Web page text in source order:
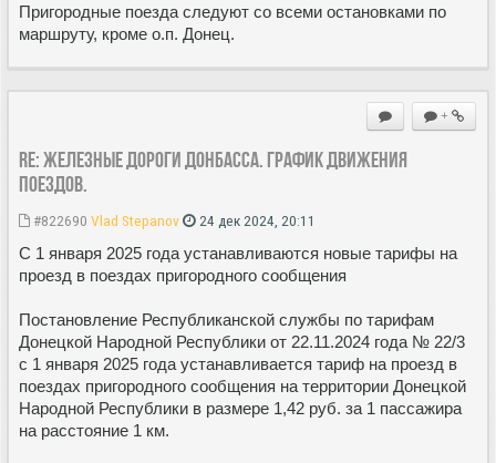
Пригородные поезда следуют со всеми остановками по
маршруту, кроме о.п. Донец.
+
Re: Железные дороги Донбасса. График движения
поездов.
#822690 Vlad Stepanov 24 дек 2024, 20:11
С 1 января 2025 года устанавливаются новые тарифы на
проезд в поездах пригородного сообщения
Постановление Республиканской службы по тарифам
Донецкой Народной Республики от 22.11.2024 года № 22/3
с 1 января 2025 года устанавливается тариф на проезд в
поездах пригородного сообщения на территории Донецкой
Народной Республики в размере 1,42 руб. за 1 пассажира
на расстояние 1 км.